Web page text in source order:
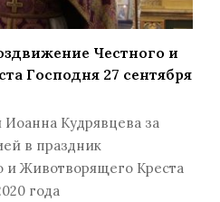
Честного и
Господня 27 сентября
Кудрявцева за
в праздник
и Животворящего Креста
года